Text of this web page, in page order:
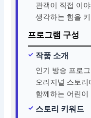
관객이 직접 이
생각하는 힘을
프로그램 구성
작품 소개
인기 방송 프로
오리지널 스토
함께하는 어린
스토리 키워드